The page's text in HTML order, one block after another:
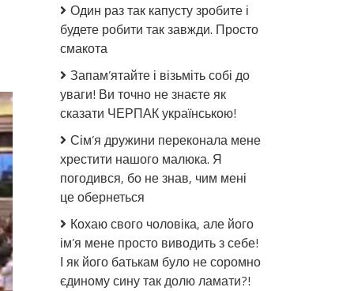
Один раз так капусту зробите і
будете робити так завжди. Просто
смакота
Запам’ятайте і візьміть собі до
уваги! Ви точно не знаєте як
сказати ЧЕРПАК українською!
Сім’я дружини переконала мене
хрестити нашого малюка. Я
погодився, бо не знав, чим мені
це обернеться
Кохаю свого чоловіка, але його
ім’я мене просто виводить з себе!
І як його батькам було не соромно
єдиному сину так долю ламати?!